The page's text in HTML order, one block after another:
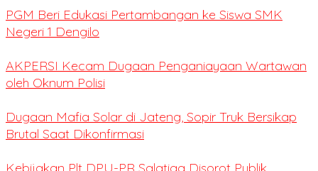
PGM Beri Edukasi Pertambangan ke Siswa SMK
Negeri 1 Dengilo
AKPERSI Kecam Dugaan Penganiayaan Wartawan
oleh Oknum Polisi
Dugaan Mafia Solar di Jateng, Sopir Truk Bersikap
Brutal Saat Dikonfirmasi